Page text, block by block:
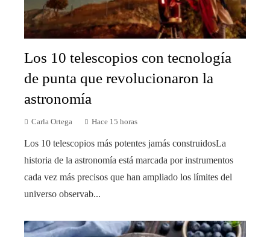
Los 10 telescopios con tecnología
de punta que revolucionaron la
astronomía
Carla Ortega Hace 15 horas
Los 10 telescopios más potentes jamás construidosLa
historia de la astronomía está marcada por instrumentos
cada vez más precisos que han ampliado los límites del
universo observab...